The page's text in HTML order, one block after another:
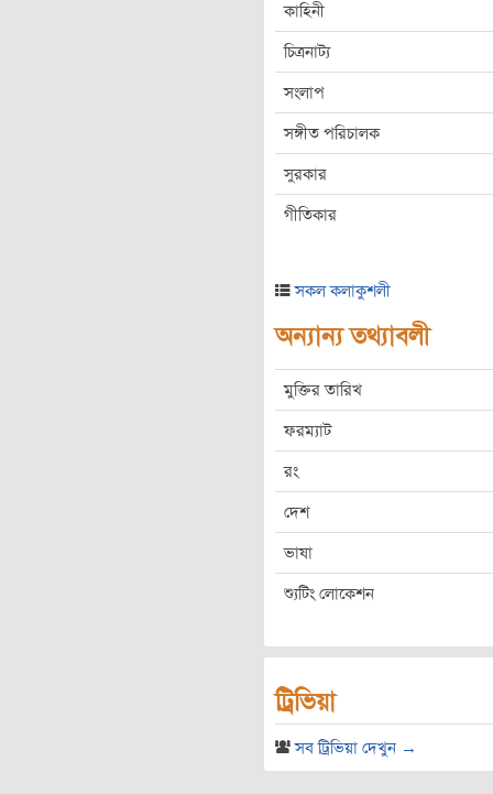
কাহিনী
চিত্রনাট্য
সংলাপ
সঙ্গীত পরিচালক
সুরকার
গীতিকার
সকল কলাকুশলী
অন্যান্য তথ্যাবলী
মুক্তির তারিখ
ফরম্যাট
রং
দেশ
ভাষা
শ্যুটিং লোকেশন
ট্রিভিয়া
সব ট্রিভিয়া দেখুন →